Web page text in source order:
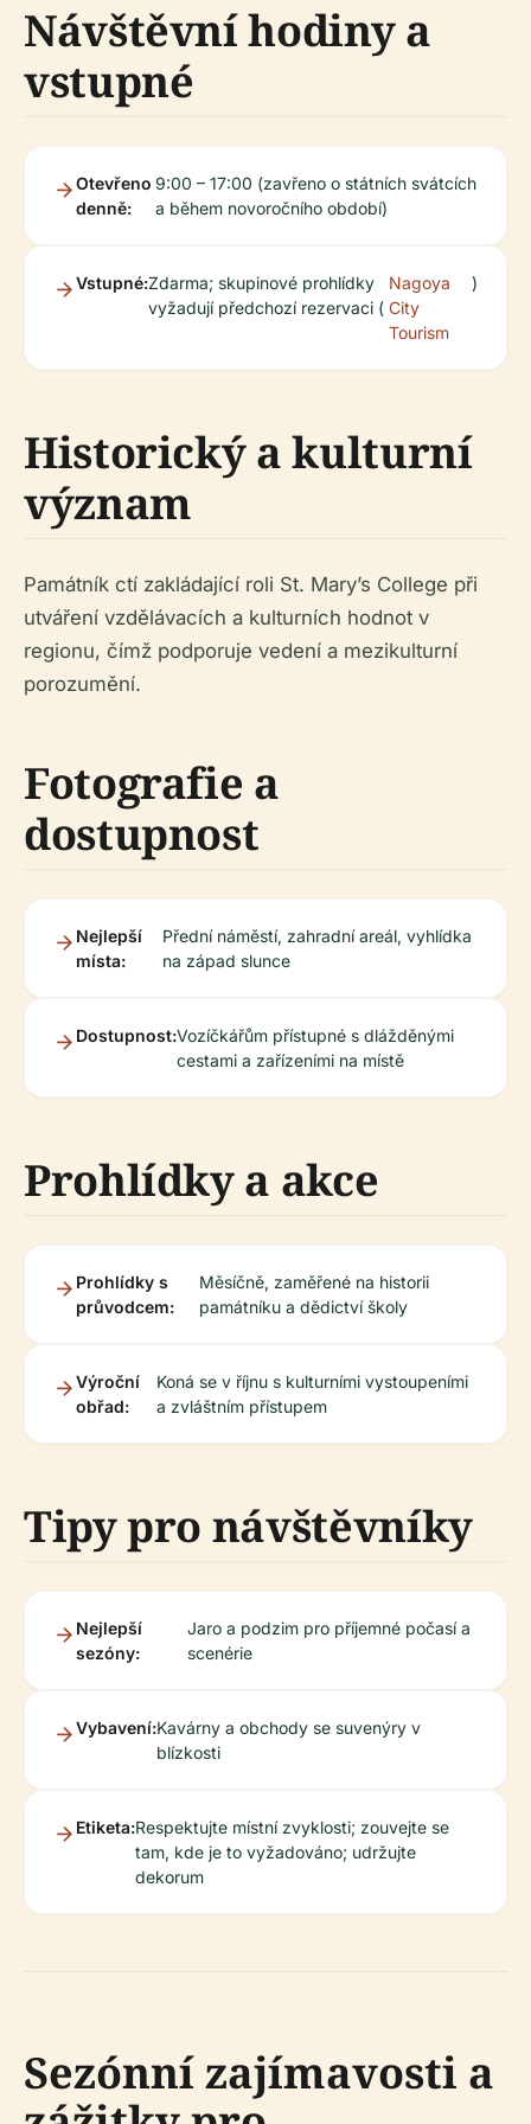
Návštěvní hodiny a
vstupné
Otevřeno
denně:
9:00 – 17:00 (zavřeno o státních svátcích
a během novoročního období)
Vstupné:Zdarma; skupinové prohlídky
vyžadují předchozí rezervaci (
Nagoya
City
Tourism
)
Historický a kulturní
význam
Památník ctí zakládající roli St. Mary’s College při
utváření vzdělávacích a kulturních hodnot v
regionu, čímž podporuje vedení a mezikulturní
porozumění.
Fotografie a
dostupnost
Nejlepší
místa:
Přední náměstí, zahradní areál, vyhlídka
na západ slunce
Dostupnost:Vozíčkářům přístupné s dlážděnými
cestami a zařízeními na místě
Prohlídky a akce
Prohlídky s
průvodcem:
Měsíčně, zaměřené na historii
památníku a dědictví školy
Výroční
obřad:
Koná se v říjnu s kulturními vystoupeními
a zvláštním přístupem
Tipy pro návštěvníky
Nejlepší
sezóny:
Jaro a podzim pro příjemné počasí a
scenérie
Vybavení:Kavárny a obchody se suvenýry v
blízkosti
Etiketa:Respektujte místní zvyklosti; zouvejte se
tam, kde je to vyžadováno; udržujte
dekorum
Sezónní zajímavosti a